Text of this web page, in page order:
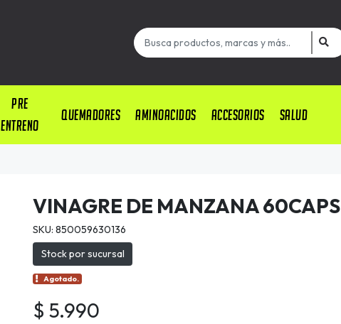
PRE
ENTRENO
QUEMADORES AMINOACIDOS ACCESORIOS SALUD
VINAGRE DE MANZANA 60CAPS
SKU: 850059630136
Stock por sucursal
Agotado.
$ 5.990